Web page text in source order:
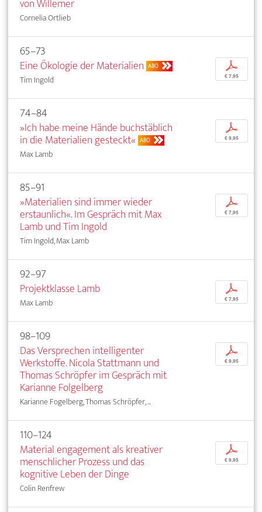
von Willemer
Cornelia Ortlieb
65–73
Eine Ökologie der Materialien ABO
Tim Ingold
p
€ 7,95
74–84
»Ich habe meine Hände buchstäblich
in die Materialien gesteckt« ABO
Max Lamb
p
€ 9,95
85–91
»Materialien sind immer wieder
erstaunlich«. Im Gespräch mit Max
Lamb und Tim Ingold
Tim Ingold, Max Lamb
p
€ 7,95
92–97
Projektklasse Lamb
Max Lamb
p
€ 7,95
98–109
Das Versprechen intelligenter
Werkstoffe. Nicola Stattmann und
Thomas Schröpfer im Gespräch mit
Karianne Folgelberg
Karianne Fogelberg, Thomas Schröpfer, ...
p
€ 9,95
110–124
Material engagement als kreativer
menschlicher Prozess und das
kognitive Leben der Dinge
Colin Renfrew
p
€ 9,95